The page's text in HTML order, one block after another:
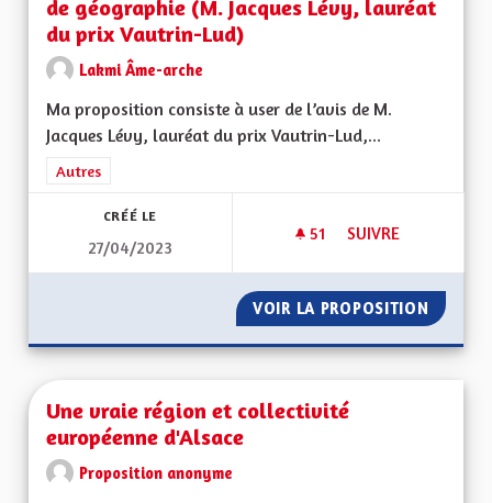
de géographie (M. Jacques Lévy, lauréat
du prix Vautrin-Lud)
Lakmi Âme-arche
Ma proposition consiste à user de l’avis de M.
Jacques Lévy, lauréat du prix Vautrin-Lud,...
Filtrer les résultats de la catégorie : Autres
Autres
CRÉÉ LE
27/04/2023
51 51 ABONNÉS
SUIVRE
VOIR LA PROPOSITION USER
Une vraie région et collectivité
européenne d'Alsace
Proposition anonyme